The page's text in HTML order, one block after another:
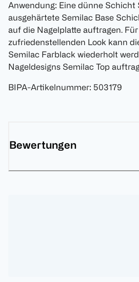
Anwendung: Eine dünne Schicht
ausgehärtete Semilac Base
auf die Nagelplatte auftragen.
zufriedenstellenden Look kann
Semilac Farblack wiederholt
Nageldesigns Semilac Top
BIPA-Artikelnummer: 503179
Bewertungen